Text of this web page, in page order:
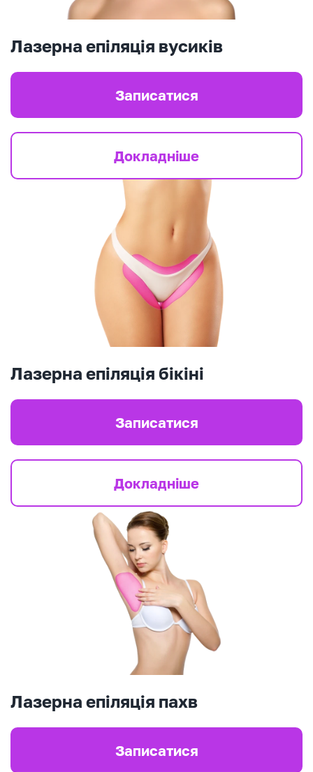
Лазерна епіляція вусиків
Записатися
Докладніше
Лазерна епіляція бікіні
Записатися
Докладніше
Лазерна епіляція пахв
Записатися